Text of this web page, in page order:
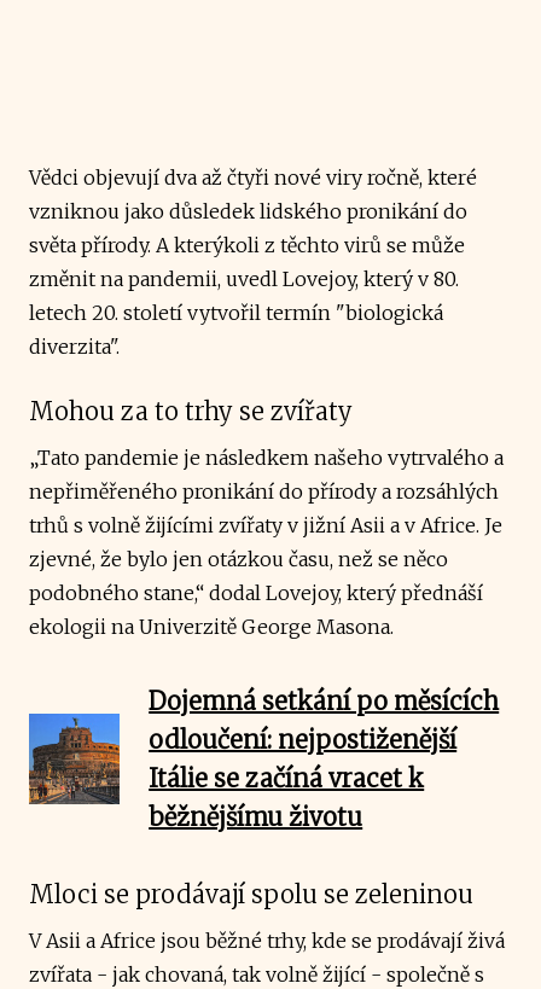
Vědci objevují dva až čtyři nové viry ročně, které
vzniknou jako důsledek lidského pronikání do
světa přírody. A kterýkoli z těchto virů se může
změnit na pandemii, uvedl Lovejoy, který v 80.
letech 20. století vytvořil termín "biologická
diverzita".
Mohou za to trhy se zvířaty
„Tato pandemie je následkem našeho vytrvalého a
nepřiměřeného pronikání do přírody a rozsáhlých
trhů s volně žijícími zvířaty v jižní Asii a v Africe. Je
zjevné, že bylo jen otázkou času, než se něco
podobného stane,“ dodal Lovejoy, který přednáší
ekologii na Univerzitě George Masona.
Dojemná setkání po měsících
odloučení: nejpostiženější
Itálie se začíná vracet k
běžnějšímu životu
Mloci se prodávají spolu se zeleninou
V Asii a Africe jsou běžné trhy, kde se prodávají živá
zvířata - jak chovaná, tak volně žijící - společně s